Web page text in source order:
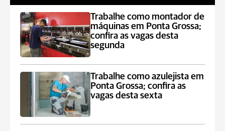
Trabalhe como montador de
máquinas em Ponta Grossa;
confira as vagas desta
segunda
Trabalhe como azulejista em
Ponta Grossa; confira as
vagas desta sexta